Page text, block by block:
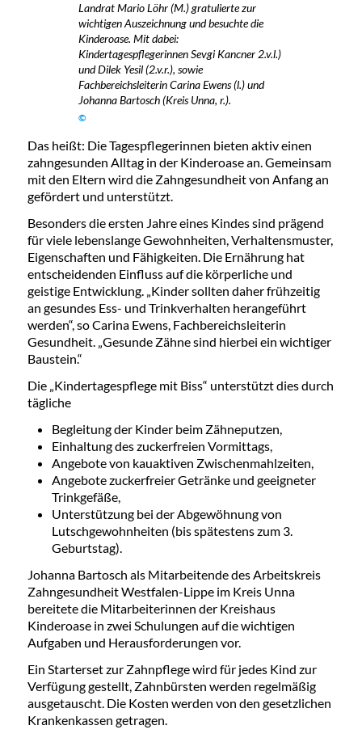
Landrat Mario Löhr (M.) gratulierte zur
wichtigen Auszeichnung und besuchte die
Kinderoase. Mit dabei:
Kindertagespflegerinnen Sevgi Kancner 2.v.l.)
und Dilek Yesil (2.v.r.), sowie
Fachbereichsleiterin Carina Ewens (l.) und
Johanna Bartosch (Kreis Unna, r.).
©
Das heißt: Die Tagespflegerinnen bieten aktiv einen
zahngesunden Alltag in der Kinderoase an. Gemeinsam
mit den Eltern wird die Zahngesundheit von Anfang an
gefördert und unterstützt.
Besonders die ersten Jahre eines Kindes sind prägend
für viele lebenslange Gewohnheiten, Verhaltensmuster,
Eigenschaften und Fähigkeiten. Die Ernährung hat
entscheidenden Einfluss auf die körperliche und
geistige Entwicklung. „Kinder sollten daher frühzeitig
an gesundes Ess- und Trinkverhalten herangeführt
werden“, so Carina Ewens, Fachbereichsleiterin
Gesundheit. „Gesunde Zähne sind hierbei ein wichtiger
Baustein.“
Die „Kindertagespflege mit Biss“ unterstützt dies durch
tägliche
Begleitung der Kinder beim Zähneputzen,
Einhaltung des zuckerfreien Vormittags,
Angebote von kauaktiven Zwischenmahlzeiten,
Angebote zuckerfreier Getränke und geeigneter
Trinkgefäße,
Unterstützung bei der Abgewöhnung von
Lutschgewohnheiten (bis spätestens zum 3.
Geburtstag).
Johanna Bartosch als Mitarbeitende des Arbeitskreis
Zahngesundheit Westfalen-Lippe im Kreis Unna
bereitete die Mitarbeiterinnen der Kreishaus
Kinderoase in zwei Schulungen auf die wichtigen
Aufgaben und Herausforderungen vor.
Ein Starterset zur Zahnpflege wird für jedes Kind zur
Verfügung gestellt, Zahnbürsten werden regelmäßig
ausgetauscht. Die Kosten werden von den gesetzlichen
Krankenkassen getragen.